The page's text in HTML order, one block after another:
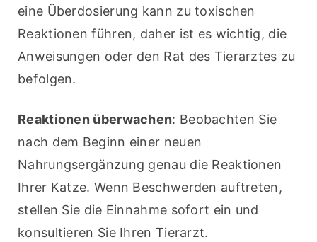
eine Überdosierung kann zu toxischen
Reaktionen führen, daher ist es wichtig, die
Anweisungen oder den Rat des Tierarztes zu
befolgen.
Reaktionen überwachen: Beobachten Sie
nach dem Beginn einer neuen
Nahrungsergänzung genau die Reaktionen
Ihrer Katze. Wenn Beschwerden auftreten,
stellen Sie die Einnahme sofort ein und
konsultieren Sie Ihren Tierarzt.